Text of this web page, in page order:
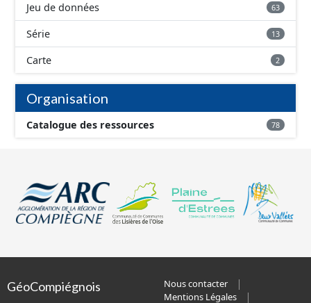
Jeu de données 63
Série 13
Carte 2
Organisation
Catalogue des ressources 78
GéoCompiégnois
Nous contacter
Mentions Légales